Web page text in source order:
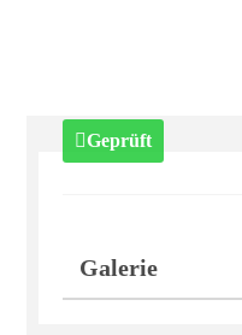
Geprüft
Galerie